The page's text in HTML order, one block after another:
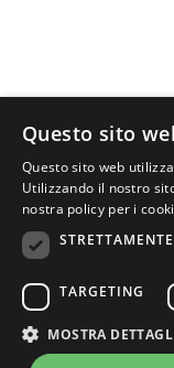
Questo sito
Questo sito web
Utilizzando il nostro
nostra policy per i
TARGETING
MOSTRA